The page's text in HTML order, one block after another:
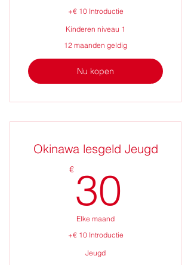
+€ 10 Introductie
Kinderen niveau 1
12 maanden geldig
Nu kopen
Okinawa lesgeld Jeugd
€ 30
Elke maand
+€ 10 Introductie
Jeugd